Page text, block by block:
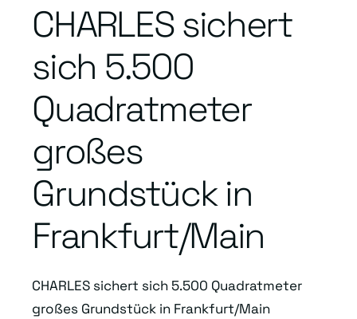
CHARLES sichert
sich 5.500
Quadratmeter
großes
Grundstück in
Frankfurt/Main
CHARLES sichert sich 5.500 Quadratmeter
großes Grundstück in Frankfurt/Main